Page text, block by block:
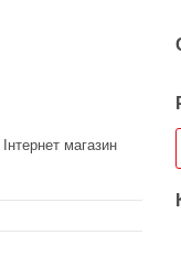
Інтернет магазин